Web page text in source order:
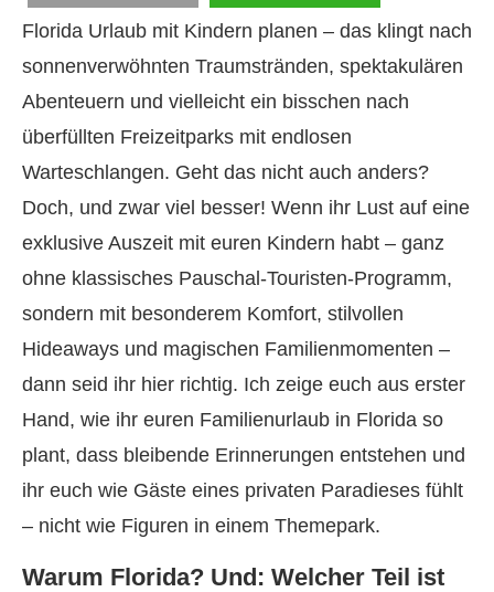
Florida Urlaub mit Kindern planen – das klingt nach
sonnenverwöhnten Traumstränden, spektakulären
Abenteuern und vielleicht ein bisschen nach
überfüllten Freizeitparks mit endlosen
Warteschlangen. Geht das nicht auch anders?
Doch, und zwar viel besser! Wenn ihr Lust auf eine
exklusive Auszeit mit euren Kindern habt – ganz
ohne klassisches Pauschal-Touristen-Programm,
sondern mit besonderem Komfort, stilvollen
Hideaways und magischen Familienmomenten –
dann seid ihr hier richtig. Ich zeige euch aus erster
Hand, wie ihr euren Familienurlaub in Florida so
plant, dass bleibende Erinnerungen entstehen und
ihr euch wie Gäste eines privaten Paradieses fühlt
– nicht wie Figuren in einem Themepark.
Warum Florida? Und: Welcher Teil ist